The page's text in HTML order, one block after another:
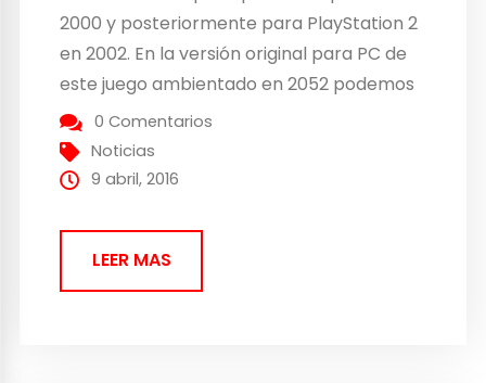
2000 y posteriormente para PlayStation 2
en 2002. En la versión original para PC de
este juego ambientado en 2052 podemos
ver diferentes paisajes donde se ve el
horizonte de Nueva York, sin embargo en
esta silueta no aparecen las...
0 Comentarios
Noticias
9 abril, 2016
LEER MAS